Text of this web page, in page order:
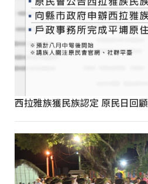
西拉雅族獲民族認定 原民日回